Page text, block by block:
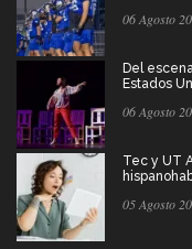
06 Agosto
Del
Estados
06 Agosto
Tec y UT
05 Agosto